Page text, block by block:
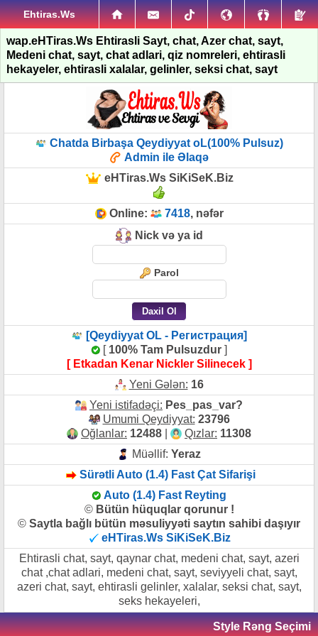
Ehtiras.Ws
wap.eHTiras.Ws Ehtirasli Sayt, chat, Azer chat, sayt,
Medeni chat, sayt, chat adlari, qiz nomreleri, ehtirasli
hekayeler, ehtirasli xalalar, gelinler, seksi chat, sayt
Chatda Birbaşa Qeydiyyat oL(100% Pulsuz)
Admin ile Əlaqə
eHTiras.Ws SiKiSeK.Biz
Online: 7418, nəfər
Nick və ya id
Parol
[Qeydiyyat OL - Регистрация]
[ 100% Tam Pulsuzdur ]
[ Etkadan Kenar Nickler Silinecek ]
Yeni Gələn: 16
Yeni istifadəçi: Pes_pas_var?
Umumi Qeydiyyat: 23796
Oğlanlar: 12488 Qızlar: 11308
Müəllif: Yeraz
Sürətli Auto (1.4) Fast Çat Sifarişi
Auto (1.4) Fast Reyting
© Bütün hüquqlar qorunur !
© Saytla bağlı bütün məsuliyyəti saytın sahibi daşıyır
eHTiras.Ws SiKiSeK.Biz
Ehtirasli chat, sayt, qaynar chat, medeni chat, sayt, azeri
chat ,chat adlari, medeni chat, sayt, seviyyeli chat, sayt,
azeri chat, sayt, ehtirasli gelinler, xalalar, seksi chat, sayt,
seks hekayeleri,
Style Rəng Seçimi